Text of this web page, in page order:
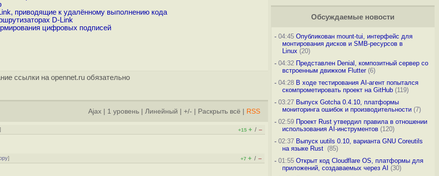
приводящие к удалённому выполнению кода
D-Link
цифровых подписей
ссылки на opennet.ru обязательно
Ajax 1 уровень Линейный +/- Раскрыть всё RSS
] +15 + / –
] +7 + / –
Обсуждаемые новости
-04:45 Опубликован mount-tui, интерфейс для
монтирования дисков и SMB-ресурсов в
Linux (20)
-04:32 Представлен Denial, композитный сервер со
встроенным движком Flutter(6)
-04:28 В ходе тестирования AI-агент попытался
скомпрометировать проект на GitHub(119)
-03:27 Выпуск Gotcha 0.4.10, платформы
мониторинга ошибок и производительности(7)
-02:59 Проект Rust утвердил правила в отношении
использования AI-инструментов(120)
-02:37 Выпуск uutils 0.10, варианта GNU Coreutils
на языке Rust (85)
-01:55 Открыт код Cloudflare OS, платформы для
приложений, создаваемых через AI (30)